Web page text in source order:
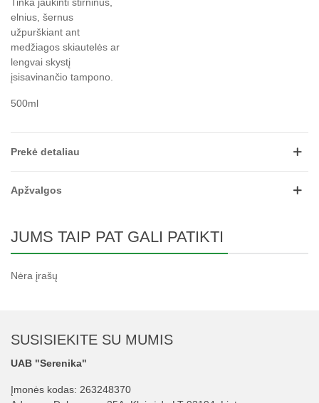
elnius, šernus
užpurškiant ant
medžiagos skiautelės ar
lengvai skystį
įsisavinančio tampono.
500ml
Prekė detaliau
Apžvalgos
JUMS TAIP PAT GALI PATIKTI
Nėra įrašų
SUSISIEKITE SU MUMIS
UAB "Serenika"
Įmonės kodas: 263248370